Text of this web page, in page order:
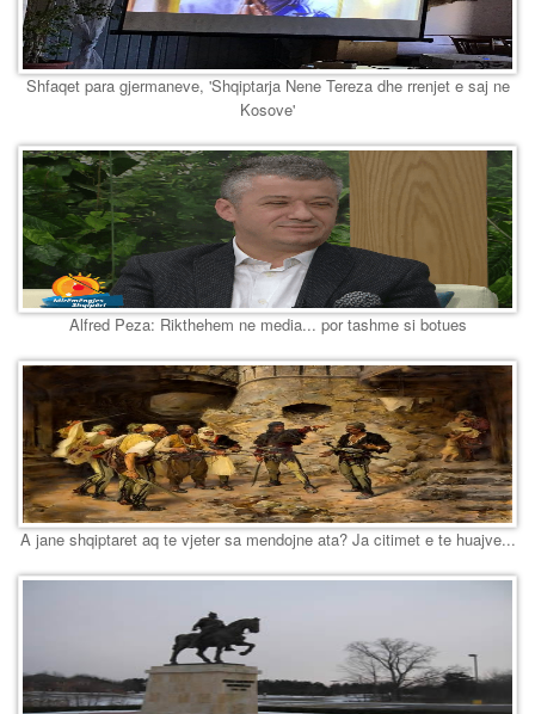
Shfaqet para gjermaneve, 'Shqiptarja Nene Tereza dhe rrenjet e saj ne
Kosove'
Alfred Peza: Rikthehem ne media... por tashme si botues
A jane shqiptaret aq te vjeter sa mendojne ata? Ja citimet e te huajve...